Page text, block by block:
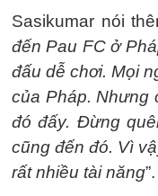
Sasikumar nói
đến Pau FC ở
đấu dễ chơi. Mọi
của Pháp. Nhưng
đó đấy. Đừng
cũng đến đó. Vì
rất nhiều tài năng”.